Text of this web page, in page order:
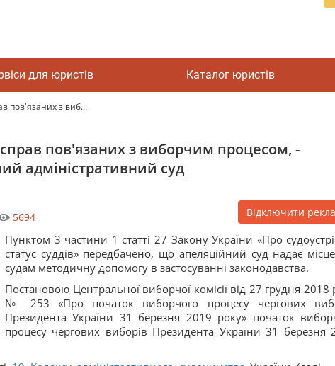
для юристів Каталог юристів
пов'язаних з виб...
пов'язаних з виборчим процесом, -
адміністративний суд
5694 Відключити
Пунктом 3 частини 1 статті 27 Закону України «Про
статус суддів» передбачено, що апеляційний суд надає
судам методичну допомогу в застосуванні законодавства.
Постановою Центральної виборчої комісії від 27 грудня 2018
№ 253 «Про початок виборчого процесу чергових
Президента України 31 березня 2019 року» початок
процесу чергових виборів Президента України 31 березня